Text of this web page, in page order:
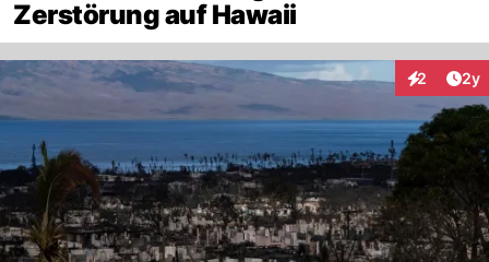
Zerstörung auf Hawaii
2 2y